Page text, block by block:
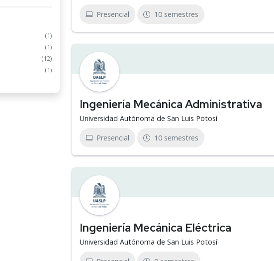
(1)
(1)
(12)
(1)
Presencial 10 semestres
Ingeniería Mecánica Administrativa
Universidad Autónoma de San Luis Potosí
Presencial 10 semestres
Ingeniería Mecánica Eléctrica
Universidad Autónoma de San Luis Potosí